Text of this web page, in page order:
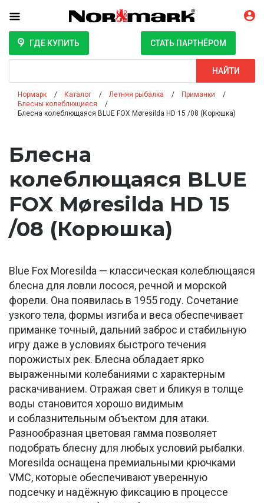
ГДЕ КУПИТЬ СТАТЬ ПАРТНЁРОМ
НАЙТИ
Нормарк Каталог Летняя рыбалка
Приманки
Блесны колеблющиеся
Блесна колеблющаяся BLUE FOX Møresilda HD 15 /08 (Корюшка)
Блесна
колеблющаяся BLUE
FOX Møresilda HD 15
/08 (Корюшка)
Blue Fox Moresilda — классическая колеблющаяся
блесна для ловли лосося, речной и морской
форели. Она появилась в 1955 году. Сочетание
узкого тела, формы изгиба и веса обеспечивает
приманке точный, дальний заброс и стабильную
игру даже в условиях быстрого течения
порожистых рек. Блесна обладает ярко
выраженными колебаниями с характерным
раскачиванием. Отражая свет и бликуя в толще
воды становится хорошо видимым
и соблазнительным объектом для атаки.
Разнообразная цветовая гамма позволяет
подобрать блесну для любых условий рыбалки.
Moresilda оснащена премиальными крючками
VMC, которые обеспечивают уверенную
подсечку и надёжную фиксацию в процессе